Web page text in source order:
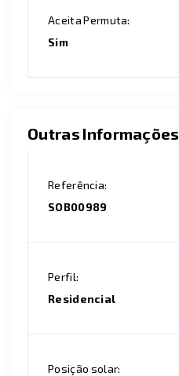
Aceita Permuta:
Sim
Outras Informações
Referência:
SOB00989
Perfil:
Residencial
Posição solar: